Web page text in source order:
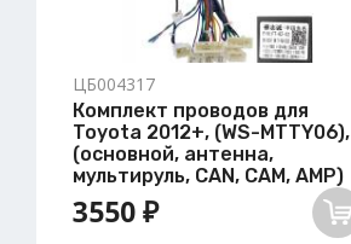
ЦБ004317
Комплект проводов для
Toyota 2012+, (WS-MTTY06),
(основной, антенна,
мультируль, CAN, CAM, AMP)
3550 ₽